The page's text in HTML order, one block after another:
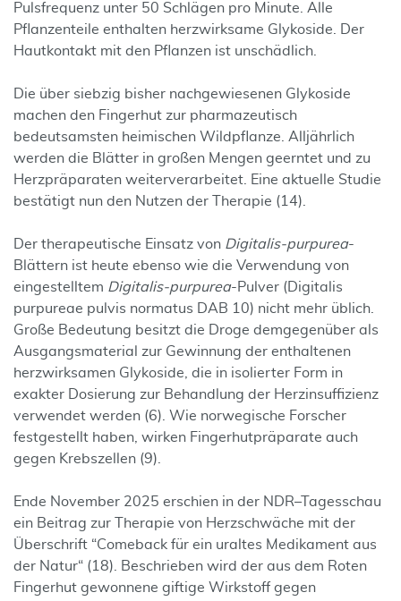
Pulsfrequenz unter 50 Schlägen pro Minute. Alle
Pflanzenteile enthalten herzwirksame Glykoside. Der
Hautkontakt mit den Pflanzen ist unschädlich.
Die über siebzig bisher nachgewiesenen Glykoside
machen den Fingerhut zur pharmazeutisch
bedeutsamsten heimischen Wildpflanze. Alljährlich
werden die Blätter in großen Mengen geerntet und zu
Herzpräparaten weiterverarbeitet. Eine aktuelle Studie
bestätigt nun den Nutzen der Therapie (14).
Der therapeutische Einsatz von Digitalis-purpurea-
Blättern ist heute ebenso wie die Verwendung von
eingestelltem Digitalis-purpurea-Pulver (Digitalis
purpureae pulvis normatus DAB 10) nicht mehr üblich.
Große Bedeutung besitzt die Droge demgegenüber als
Ausgangsmaterial zur Gewinnung der enthaltenen
herzwirksamen Glykoside, die in isolierter Form in
exakter Dosierung zur Behandlung der Herzinsuffizienz
verwendet werden (6). Wie norwegische Forscher
festgestellt haben, wirken Fingerhutpräparate auch
gegen Krebszellen (9).
Ende November 2025 erschien in der NDR–Tagesschau
ein Beitrag zur Therapie von Herzschwäche mit der
Überschrift “Comeback für ein uraltes Medikament aus
der Natur“ (18). Beschrieben wird der aus dem Roten
Fingerhut gewonnene giftige Wirkstoff gegen